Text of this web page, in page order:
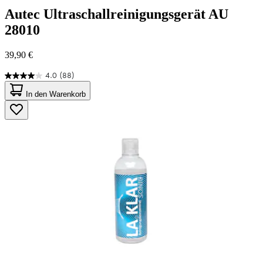
Autec Ultraschallreinigungsgerät AU
28010
39,90 €
4.0 (88)
4.0
von
5
Sternen.
88
In den Warenkorb